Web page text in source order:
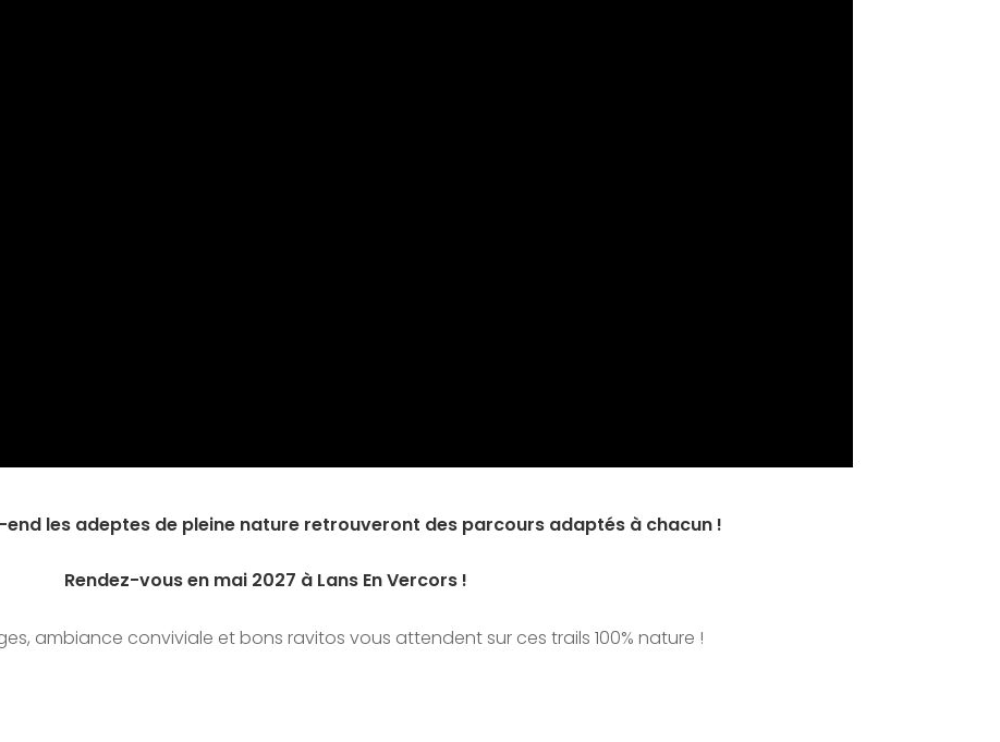
end les adeptes de pleine nature retrouveront des parcours adaptés à chacun !
Rendez-vous en mai 2027 à Lans En Vercors !
ambiance conviviale et bons ravitos vous attendent sur ces trails 100% nature !